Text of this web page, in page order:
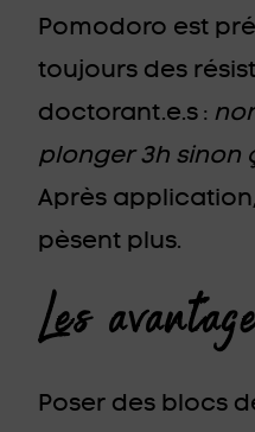
Pomodoro est
toujours des
doctorant.e.s :
plonger 3h sinon
Après
pèsent plus.
Les
Poser des blocs